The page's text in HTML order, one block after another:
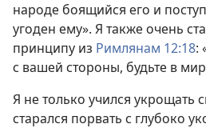
народе боящийся его и
угоден ему». Я также очень
принципу из Римлянам 12:18:
с вашей стороны, будьте в
Я не только учился укрощать
старался порвать с глубоко